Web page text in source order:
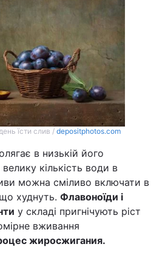
їсти слив / depositphotos.com
в низькій його
кількість води в
можна сміливо включати в
худнуть. Флавоноїди і
у складі пригнічують ріст
вживання
жиросжигания.